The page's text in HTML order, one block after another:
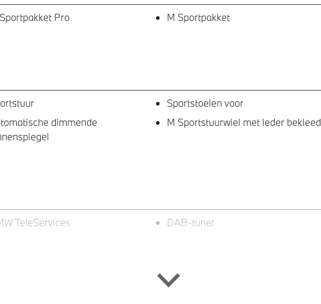
Pro M Sportpakket
Sportstoelen voor
dimmende
M Sportstuurwiel met leder bekleed
TeleServices DAB-tuner
LED-dagrijverlichting